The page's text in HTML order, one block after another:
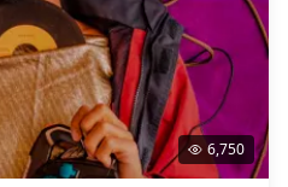
6,750